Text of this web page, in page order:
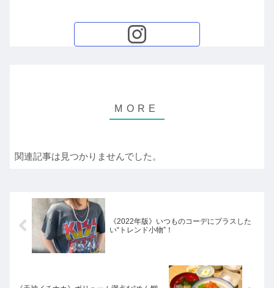
関連記事は見つかりませんでした。
《2022年版》いつものコーデにプラスした
い“トレンド小物”！